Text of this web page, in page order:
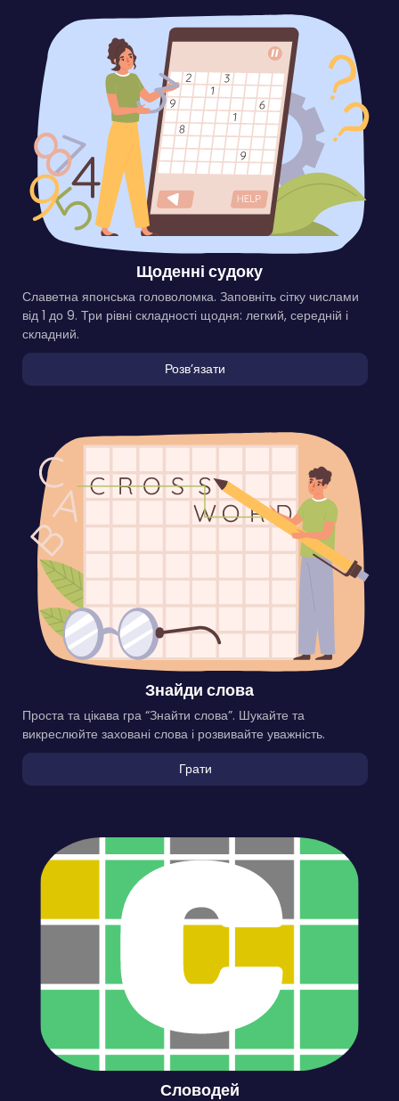
Щоденні судоку
Славетна японська головоломка. Заповніть сітку числами
від 1 до 9. Три рівні складності щодня: легкий, середній і
складний.
Розвʼязати
Знайди слова
Проста та цікава гра “Знайти слова”. Шукайте та
викреслюйте заховані слова і розвивайте уважність.
Грати
Словодей